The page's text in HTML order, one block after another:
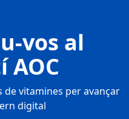
vos al
de vitamines per avançar
digital